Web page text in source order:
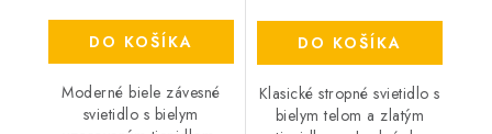
DO KOŠÍKA
Moderné biele závesné
svietidlo s bielym
DO KOŠÍKA
Klasické stropné svietidlo s
bielym telom a zlatým